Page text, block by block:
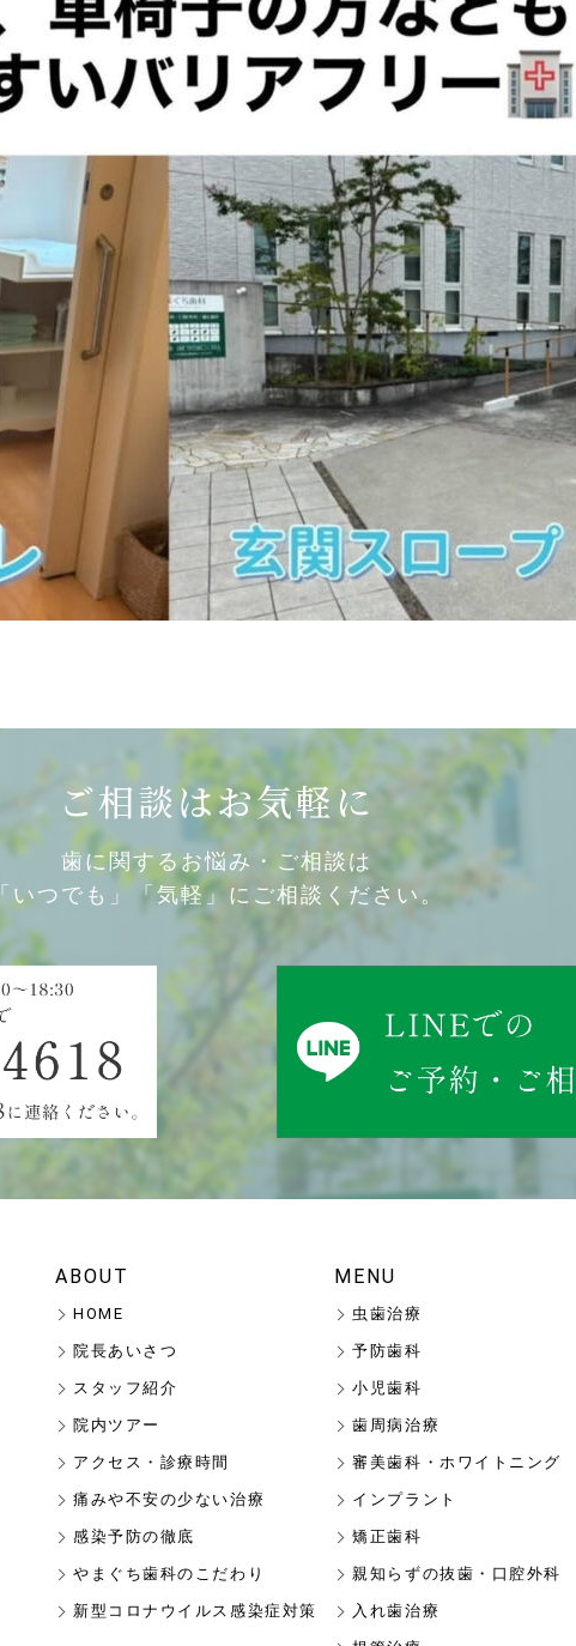
ご相談はお気軽に
歯に関するお悩み・ご相談は
「いつでも」「気軽」にご相談ください。
ABOUT
HOME
院長あいさつ
スタッフ紹介
院内ツアー
アクセス・診療時間
痛みや不安の少ない治療
感染予防の徹底
やまぐち歯科のこだわり
新型コロナウイルス感染症対策
MENU
虫歯治療
予防歯科
小児歯科
歯周病治療
審美歯科・ホワイトニング
インプラント
矯正歯科
親知らずの抜歯・口腔外科
入れ歯治療